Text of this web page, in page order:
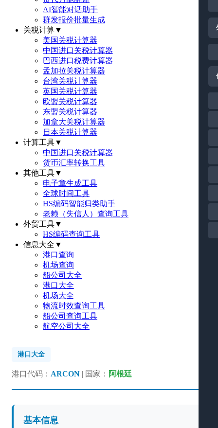
AI智能对话助手
群发报价批量生成
关税计算▼
美国关税计算器
中国进口关税计算器
巴西进口税费计算器
孟加拉关税计算器
台湾关税计算器
英国关税计算器
欧盟关税计算器
东盟关税计算器
加拿大关税计算器
日本关税计算器
计算工具▼
中国进口关税计算器
货币汇率转换工具
其他工具▼
电子章生成工具
全球时间工具
HS编码智能归类助手
老赖（失信人）查询工具
外贸工具▼
HS编码查询工具
信息大全 ▼
港口查询
机场查询
船公司大全
港口大全
机场大全
物流时效查询工具
船公司查询工具
航空公司大全
港口大全
港口代码： ARCON | 国家： 阿根廷
基本信息